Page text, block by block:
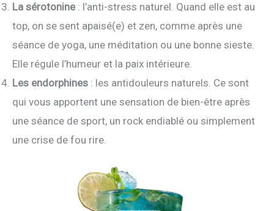
La sérotonine: l’anti-stress naturel. Quand elle est au
top, on se sent apaisé(e) et zen, comme après une
séance de yoga, une méditation ou une bonne sieste.
Elle régule l’humeur et la paix intérieure.
Les endorphines : les antidouleurs naturels. Ce sont
qui vous apportent une sensation de bien-être après
une séance de sport, un rock endiablé ou simplement
une crise de fou rire.